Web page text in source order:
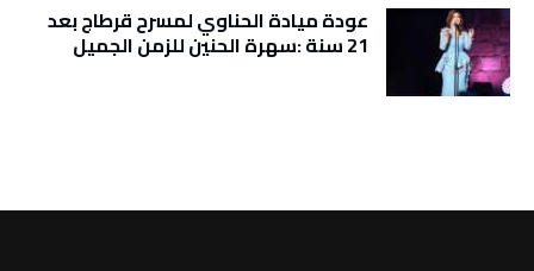
عودة ميادة الحناوي لمسرح قرطاج بعد
21 سنة :سهرة الحنين للزمن الجميل